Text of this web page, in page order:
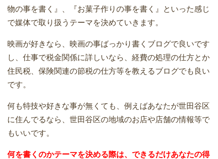
物の事を書く』、『お菓子作りの事を書く』といった感じ
で媒体で取り扱うテーマを決めていきます。
映画が好きなら、映画の事ばっかり書くブログで良いです
し、仕事で税金関係に詳しいなら、経費の処理の仕方とか
住民税、保険関連の節税の仕方等を教えるブログでも良い
です。
何も特技や好きな事が無くても、例えばあなたが世田谷区
に住んでるなら、世田谷区の地域のお店や店舗の情報等で
もいいです。
何を書くのかテーマを決める際は、できるだけあなたの得